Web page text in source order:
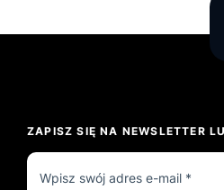
ZAPISZ SIĘ NA NEWSLETTER